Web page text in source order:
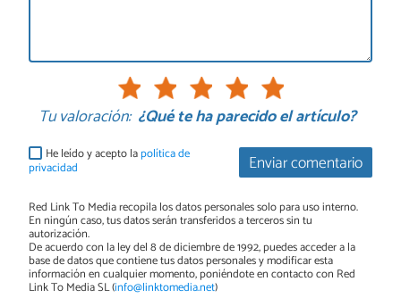
Tu valoración: ¿Qué te ha parecido el artículo?
Enviar comentario
He leído y acepto lapolítica de
privacidad
Red Link To Media recopila los datos personales solo para uso interno.
En ningún caso, tus datos serán transferidos a terceros sin tu
autorización.
De acuerdo con la ley del 8 de diciembre de 1992, puedes acceder a la
base de datos que contiene tus datos personales y modificar esta
información en cualquier momento, poniéndote en contacto con Red
Link To Media SL (info@linktomedia.net)